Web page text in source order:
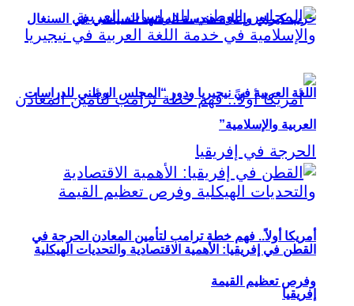
حزب كيراي وإعادة هندسة المشهد السياسي في السنغال
أمريكا أولاً.. فهم خطة ترامب لتأمين المعادن الحرجة في
إفريقيا
اللغة العربية في نيجيريا ودور “المجلس الوطني للدراسات
العربية والإسلامية”
القطن في إفريقيا: الأهمية الاقتصادية والتحديات الهيكلية
وفرص تعظيم القيمة